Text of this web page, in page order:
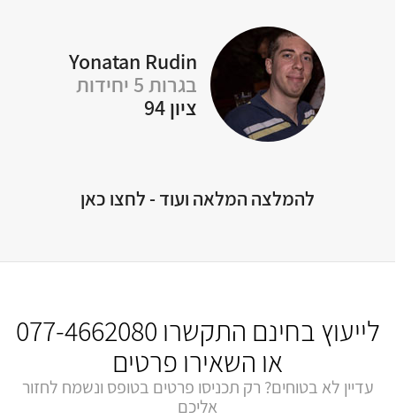
Yonatan Rudin
בגרות 5 יחידות
ציון 94
להמלצה המלאה ועוד - לחצו כאן
לייעוץ בחינם התקשרו 077-4662080
או השאירו פרטים
עדיין לא בטוחים? רק תכניסו פרטים בטופס ונשמח לחזור
אליכם